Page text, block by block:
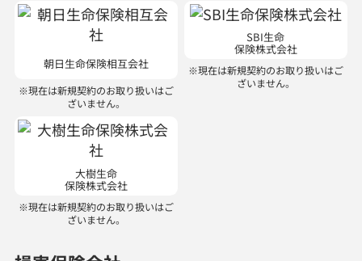
朝日生命保険相互会社
※現在は新規契約のお取り扱いはご
ざいません。
SBI生命
保険株式会社
※現在は新規契約のお取り扱いはご
ざいません。
大樹生命
保険株式会社
※現在は新規契約のお取り扱いはご
ざいません。